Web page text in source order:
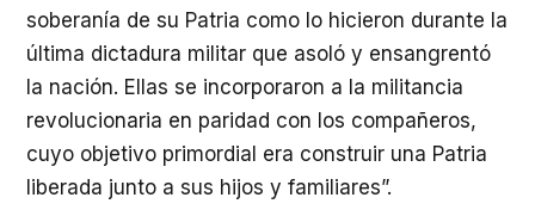
soberanía de su Patria como lo hicieron durante la
última dictadura militar que asoló y ensangrentó
la nación. Ellas se incorporaron a la militancia
revolucionaria en paridad con los compañeros,
cuyo objetivo primordial era construir una Patria
liberada junto a sus hijos y familiares”.